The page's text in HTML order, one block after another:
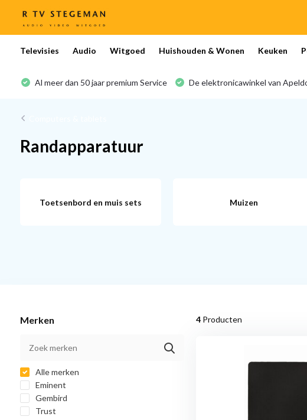
Televisies Audio Witgoed Huishouden & Wonen Keuken
Al meer dan 50 jaar premium Service De elektronicawinkel van
Randapparatuur
Toetsenbord en muis sets Muizen
Merken
Alle merken
Eminent
Gembird
Trust
4Producten